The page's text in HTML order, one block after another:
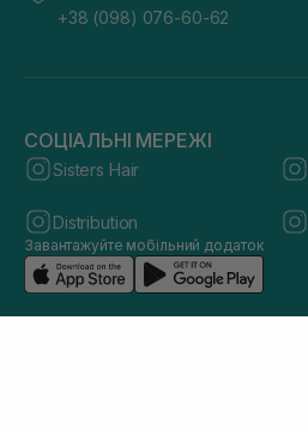
+38 (098) 076-60-62
СОЦІАЛЬНІ МЕРЕЖІ
Sisters Hair
Distribution
Завантажуйте мобільний додаток